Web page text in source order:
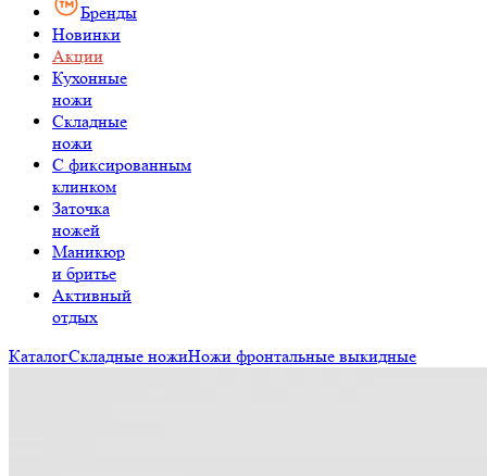
Бренды
Новинки
Акции
Кухонные
ножи
Складные
ножи
C фиксированным
клинком
Заточка
ножей
Маникюр
и бритье
Активный
отдых
КаталогСкладные ножиНожи фронтальные выкидные